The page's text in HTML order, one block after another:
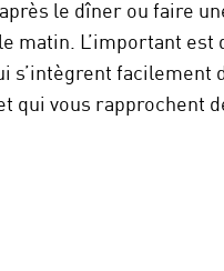
le dîner ou faire
matin. L’important est
s’intègrent facilement
qui vous rapprochent